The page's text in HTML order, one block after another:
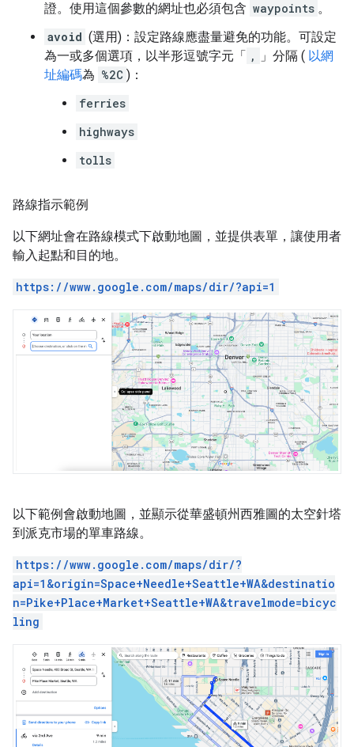
證。使用這個參數的網址也必須包含 waypoints 。
avoid (選用)：設定路線應盡量避免的功能。可設定
為一或多個選項，以半形逗號字元「 , 」分隔 ( 以網
址編碼為 %2C )：
ferries
highways
tolls
路線指示範例
以下網址會在路線模式下啟動地圖，並提供表單，讓使用者
輸入起點和目的地。
https://www.google.com/maps/dir/?api=1
以下範例會啟動地圖，並顯示從華盛頓州西雅圖的太空針塔
到派克市場的單車路線。
https://www.google.com/maps/dir/?
api=1&origin=Space+Needle+Seattle+WA&destinatio
n=Pike+Place+Market+Seattle+WA&travelmode=bicyc
ling